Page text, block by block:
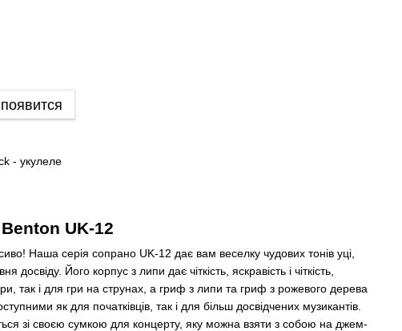
- укулеле
UK-12
Наша серія сопрано UK-12 дає вам веселку чудових тонів уці,
досвіду. Його корпус з липи дає чіткість, яскравість і чіткість,
так і для гри на струнах, а гриф з липи та гриф з рожевого дерева
як для початківців, так і для більш досвідчених музикантів.
зі своєю сумкою для концерту, яку можна взяти з собою на джем-